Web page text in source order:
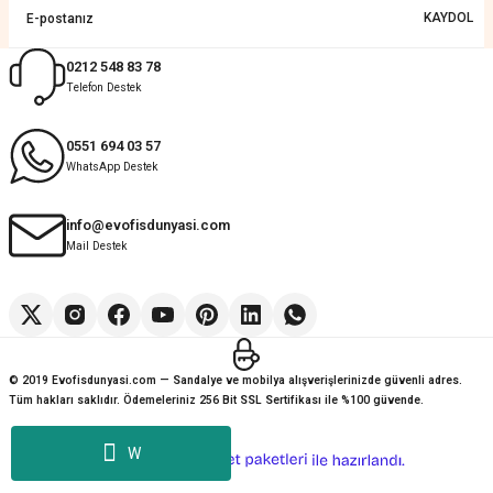
W
G... K... | 14/07/2026
Deneyimini Paylaş
%15
Eta Metal Kolsuz Dörtlü Bekleme Koltuğu
14.306,44 TL
KAYDOL
0212 548 83 78
Telefon Destek
0551 694 03 57
WhatsApp Destek
info@evofisdunyasi.com
Mail Destek
© 2019 Evofisdunyasi.com — Sandalye ve mobilya alışverişlerinizde güvenli adres.
Tüm hakları saklıdır. Ödemeleriniz 256 Bit SSL Sertifikası ile %100 güvende.
e-